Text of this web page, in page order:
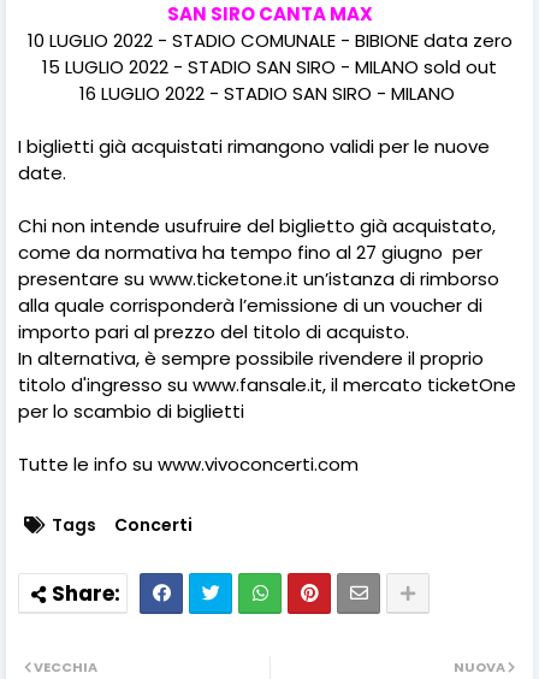
SAN SIRO CANTA MAX
10 LUGLIO 2022 - STADIO COMUNALE - BIBIONE data zero
15 LUGLIO 2022 - STADIO SAN SIRO - MILANO sold out
16 LUGLIO 2022 - STADIO SAN SIRO - MILANO
I biglietti già acquistati rimangono validi per le nuove
date.
Chi non intende usufruire del biglietto già acquistato,
come da normativa ha tempo fino al 27 giugno per
presentare su www.ticketone.it un’istanza di rimborso
alla quale corrisponderà l’emissione di un voucher di
importo pari al prezzo del titolo di acquisto.
In alternativa, è sempre possibile rivendere il proprio
titolo d'ingresso su www.fansale.it, il mercato ticketOne
per lo scambio di biglietti
Tutte le info su www.vivoconcerti.com
Tags Concerti
NUOVA
VECCHIA